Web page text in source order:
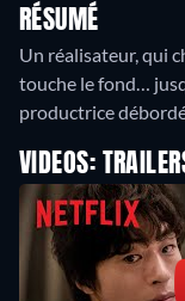
RÉSUMÉ
Un réalisateur, qui
touche le fond…
productrice
VIDEOS: